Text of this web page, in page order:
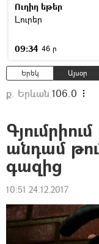
Ուղիղ եթեր
Լուրեր
09:34 46 ր
Երեկ Այսօր
ք. Երևան 106.0
անդամ
գազից
10:51 24.12.2017